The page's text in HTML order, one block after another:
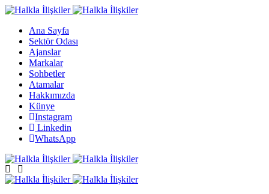
Ana Sayfa
Sektör Odası
Ajanslar
Markalar
Sohbetler
Atamalar
Hakkımızda
Künye
Instagram
Linkedin
WhatsApp